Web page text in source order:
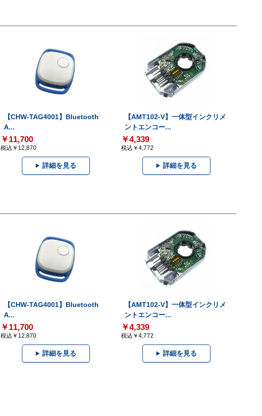
【CHW-TAG4001】Bluetooth
A...
￥11,700
税込￥12,870
詳細を見る
【AMT102-V】一体型インクリメ
ントエンコー...
￥4,339
税込￥4,772
詳細を見る
【CHW-TAG4001】Bluetooth
A...
￥11,700
税込￥12,870
詳細を見る
【AMT102-V】一体型インクリメ
ントエンコー...
￥4,339
税込￥4,772
詳細を見る